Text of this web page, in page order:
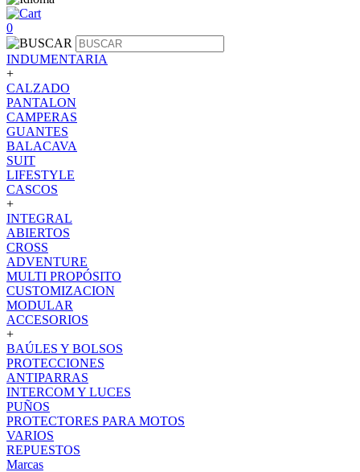
0
INDUMENTARIA
+
CALZADO
PANTALON
CAMPERAS
GUANTES
BALACAVA
SUIT
LIFESTYLE
CASCOS
+
INTEGRAL
ABIERTOS
CROSS
ADVENTURE
MULTI PROPÓSITO
CUSTOMIZACION
MODULAR
ACCESORIOS
+
BAÚLES Y BOLSOS
PROTECCIONES
ANTIPARRAS
INTERCOM Y LUCES
PUÑOS
PROTECTORES PARA MOTOS
VARIOS
REPUESTOS
Marcas